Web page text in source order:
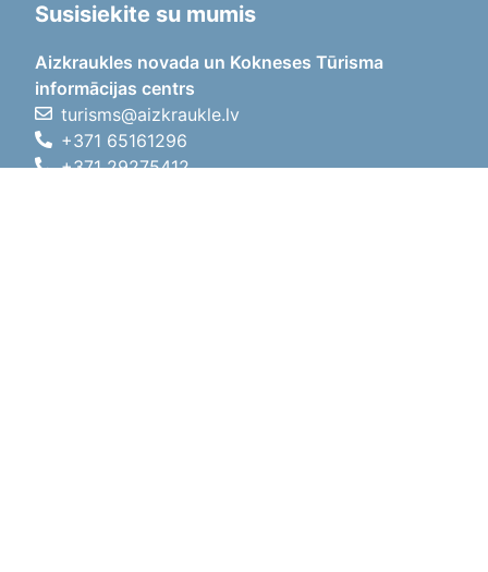
Susisiekite su mumis
Aizkraukles novada un Kokneses Tūrisma
informācijas centrs
turisms@aizkraukle.lv
+371 65161296
+371 29275412